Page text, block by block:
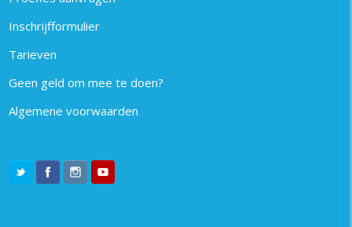
Inschrijfformulier
Tarieven
Geen geld om mee te doen?
Algemene voorwaarden